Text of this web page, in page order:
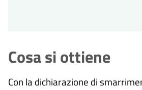
Cosa si ottiene
Con la dichiarazione di